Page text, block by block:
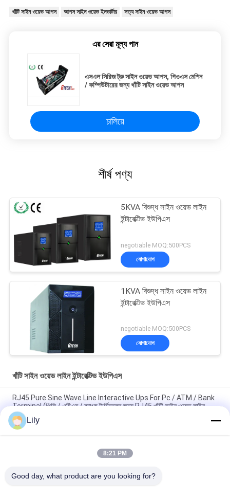
খাঁটি সাইন ওয়েভ আপস আপস সাইন ওয়েভ ইনভার্টার সত্য সাইন ওয়েভ আপস
এর সেরা মূল্য পান
এসএল সিরিজ ট্রু সাইন ওয়েভ আপস, পিওএস মেশিন
/ কম্পিউটারের জন্য খাঁটি সাইন ওয়েভ আপস
চালিয়ে
শীর্ষ পণ্য
5KVA বিশুদ্ধ সাইন ওয়েভ লাইন
ইন্টারেক্টিভ ইউপিএস
negotiable MOQ:500PCS
যোগাযোগ
1KVA বিশুদ্ধ সাইন ওয়েভ লাইন
ইন্টারেক্টিভ ইউপিএস
negotiable MOQ:500PCS
যোগাযোগ
খাঁটি সাইন ওয়েভ লাইন ইন্টারেক্টিভ ইউপিএস
RJ45 Pure Sine Wave Line Interactive Ups For Pc / ATM / Bank
Terminal (পিসি / এটিএম / ব্যাংক টার্মিনালের জন্য RJ45 খাঁটি সাইন ওয়েভ লাইন
ইন্টারেক্টিভ ইউপস)
হাই পারফরম্যান্স লাইন ইন্টারেক্টিভ সাইন ওয়েভ আপস 600va / 800va / 1200va
আরটিএল র্যাক মাউন্ট খাঁটি সাইন ওয়েভ আপস ব্যাটারি ক্ষমতা 7ah / 9ah / 12ah /
Lily
8:21 PM
Good day, what product are you looking for?